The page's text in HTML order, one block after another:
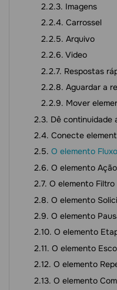
Imagens
Carrossel
Arquivo
Video
Respostas
Aguardar a
Mover
Dê continuidade
Conecte
O elemento Fluxo
O elemento Ação
O elemento Filtro
O elemento
O elemento
O elemento
O elemento
O elemento
O elemento